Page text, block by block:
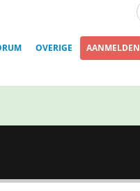
OVERIGE AANMELDEN